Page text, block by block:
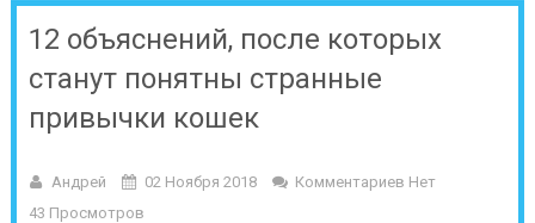
12 объяснений, после которых
станут понятны странные
привычки кошек
Андрей 02 Ноября 2018
Комментариев Нет
43 Просмотров